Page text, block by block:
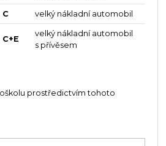
C velký nákladní automobil
C+E
velký nákladní automobil
s přívěsem
prostředictvím tohoto